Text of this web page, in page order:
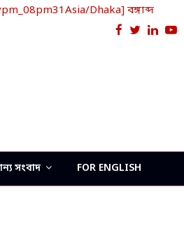
Dhaka] বঙ্গাব্দ
Facebook
Twitter
সংবাদ FOR ENGLISH